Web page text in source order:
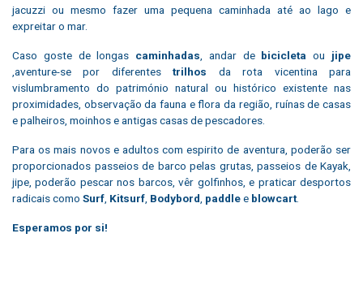
jacuzzi ou mesmo fazer uma pequena caminhada até ao lago e
expreitar o mar.
Caso goste de longas caminhadas , andar de bicicleta ou jipe
,aventure-se por diferentestrilhos da rota vicentina para
vislumbramento do património natural ou histórico existente nas
proximidades, observação da fauna e flora da região, ruínas de casas
e palheiros, moinhos e antigas casas de pescadores.
Para os mais novos e adultos com espirito de aventura, poderão ser
proporcionados passeios de barco pelas grutas, passeios de Kayak,
jipe, poderão pescar nos barcos, vêr golfinhos, e praticar desportos
radicais como Surf Kitsurf Bodybord paddlee blowcart.
Esperamos por si!